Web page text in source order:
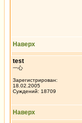
Наверх
test
一心
Зарегистрирован:
18.02.2005
Суждений: 18709
Наверх